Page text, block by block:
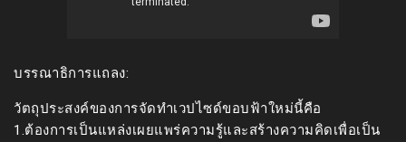
บรรณาธิการแถลง:
วัตถุประสงค์ของการจัดทำเวปไซด์ขอบฟ้าใหม่นี้คือ
1.ต้องการเป็นแหล่งเผยแพร่ความรู้และสร้างความคิดเพื่อเป็น